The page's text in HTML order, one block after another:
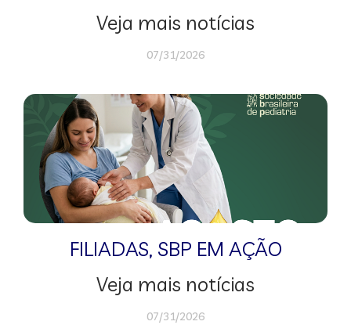
Veja mais notícias
07/31/2026
FILIADAS, SBP EM AÇÃO
Veja mais notícias
07/31/2026